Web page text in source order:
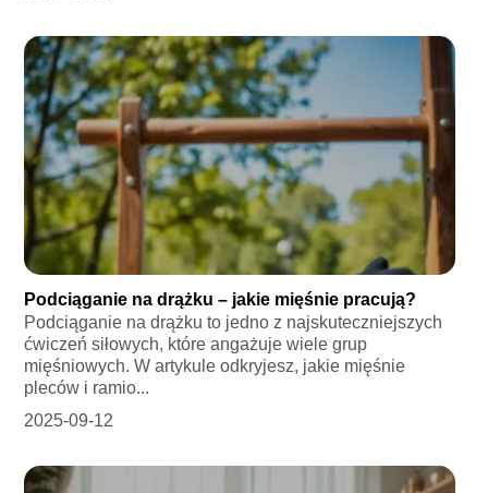
Podciąganie na drążku – jakie mięśnie pracują?
Podciąganie na drążku to jedno z najskuteczniejszych
ćwiczeń siłowych, które angażuje wiele grup
mięśniowych. W artykule odkryjesz, jakie mięśnie
pleców i ramio...
2025-09-12